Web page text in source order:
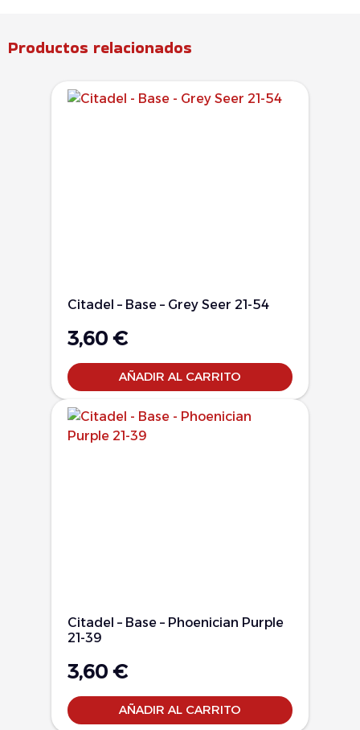
Productos relacionados
Citadel – Base – Grey Seer 21-54
3,60 €
AÑADIR AL CARRITO
Citadel – Base – Phoenician Purple
21-39
3,60 €
AÑADIR AL CARRITO